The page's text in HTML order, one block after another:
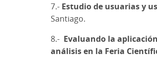
7.- Estudio de usuarias y
Santiago.
8.- Evaluando la
análisis en la Feria